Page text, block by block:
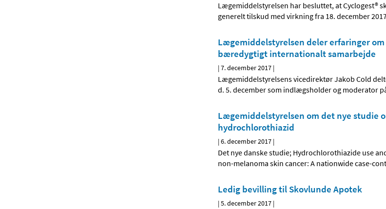
Lægemiddelstyrelsen har besluttet, at Cyclogest®
generelt tilskud med virkning fra 18. december
Lægemiddelstyrelsen deler erfaringer om
bæredygtigt internationalt samarbejde
|7. december 2017 |
Lægemiddelstyrelsens vicedirektør Jakob Cold
d. 5. december som indlægsholder og moderator
Lægemiddelstyrelsen om det nye studie
hydrochlorothiazid
|6. december 2017 |
Det nye danske studie; Hydrochlorothiazide use
non-melanoma skin cancer: A nationwide case-
Ledig bevilling til Skovlunde Apotek
|5. december 2017 |